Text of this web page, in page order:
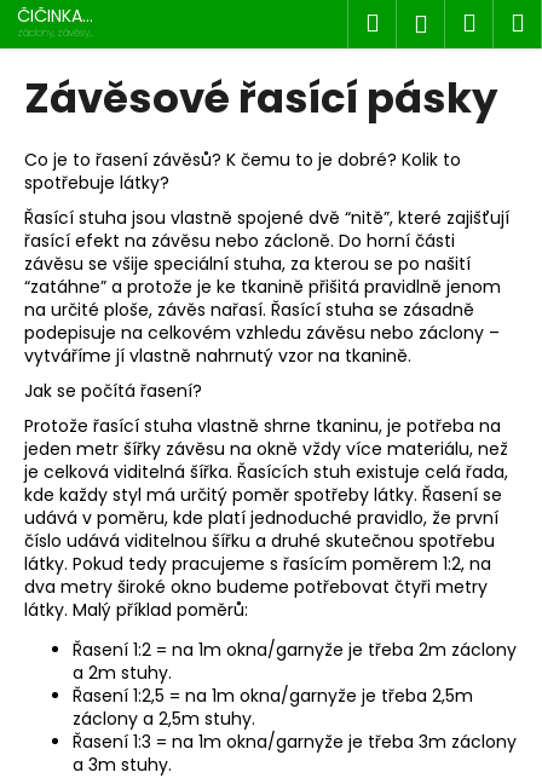
Přejít
na
obsah
ČIČINKA
s.r.o.
záclony, závěsy,
dekorace
Hledat
Závěsové řasící pásky
Co je to řasení závěsů? K čemu to je dobré? Kolik to
spotřebuje látky?
Řasící stuha jsou vlastně spojené dvě “nitě”, které zajišťují
řasící efekt na závěsu nebo zácloně. Do horní části
závěsu se všije speciální stuha, za kterou se po našití
“zatáhne” a protože je ke tkanině přišitá pravidlně jenom
na určité ploše, závěs nařasí. Řasící stuha se zásadně
podepisuje na celkovém vzhledu závěsu nebo záclony –
vytváříme jí vlastně nahrnutý vzor na tkanině.
Jak se počítá řasení?
Protože řasící stuha vlastně shrne tkaninu, je potřeba na
jeden metr šířky závěsu na okně vždy více materiálu, než
je celková viditelná šířka. Řasících stuh existuje celá řada,
kde každy styl má určitý poměr spotřeby látky. Řasení se
udává v poměru, kde platí jednoduché pravidlo, že první
číslo udává viditelnou šířku a druhé skutečnou spotřebu
látky. Pokud tedy pracujeme s řasícím poměrem 1:2, na
dva metry široké okno budeme potřebovat čtyři metry
látky. Malý příklad poměrů:
Řasení 1:2 = na 1m okna/garnyže je třeba 2m záclony
a 2m stuhy.
Řasení 1:2,5 = na 1m okna/garnyže je třeba 2,5m
záclony a 2,5m stuhy.
Řasení 1:3 = na 1m okna/garnyže je třeba 3m záclony
a 3m stuhy.
K
o
o
p
o
t
ř
e
b
u
j
e
t
e
n
a
j